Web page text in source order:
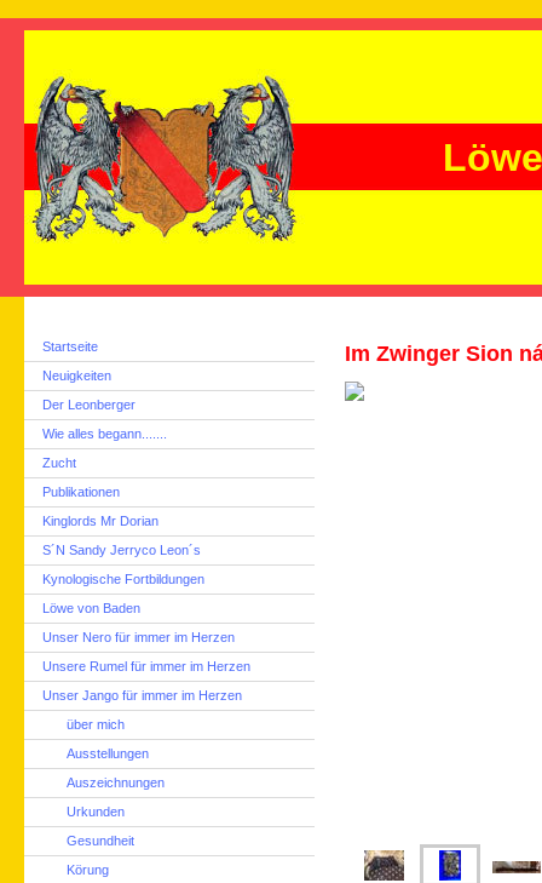
Startseite
Neuigkeiten
Der Leonberger
Wie alles begann.......
Zucht
Publikationen
Kinglords Mr Dorian
S´N Sandy Jerryco Leon´s
Kynologische Fortbildungen
Löwe von Baden
Unser Nero für immer im Herzen
Unsere Rumel für immer im Herzen
Unser Jango für immer im Herzen
über mich
Ausstellungen
Auszeichnungen
Urkunden
Gesundheit
Körung
Im Zwinger Sion